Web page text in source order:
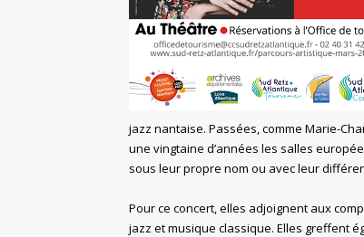
jazz nantaise. Passées, comme Marie-
une vingtaine d’années les salles
sous leur propre nom ou avec leur
Pour ce concert, elles adjoignent aux
jazz et musique classique. Elles greffent